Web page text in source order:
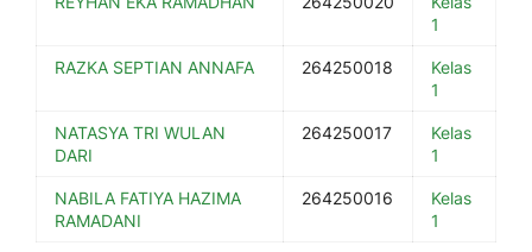
1
RAZKA SEPTIAN ANNAFA 264250018
Kelas
1
NATASYA TRI WULAN
DARI
264250017
Kelas
1
NABILA FATIYA HAZIMA
RAMADANI
264250016
Kelas
1